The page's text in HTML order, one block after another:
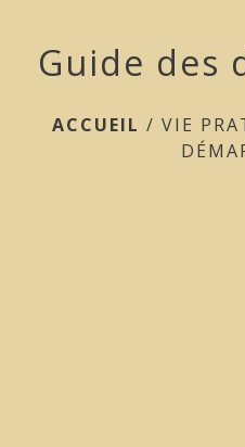
Guide des
ACCUEIL / VIE